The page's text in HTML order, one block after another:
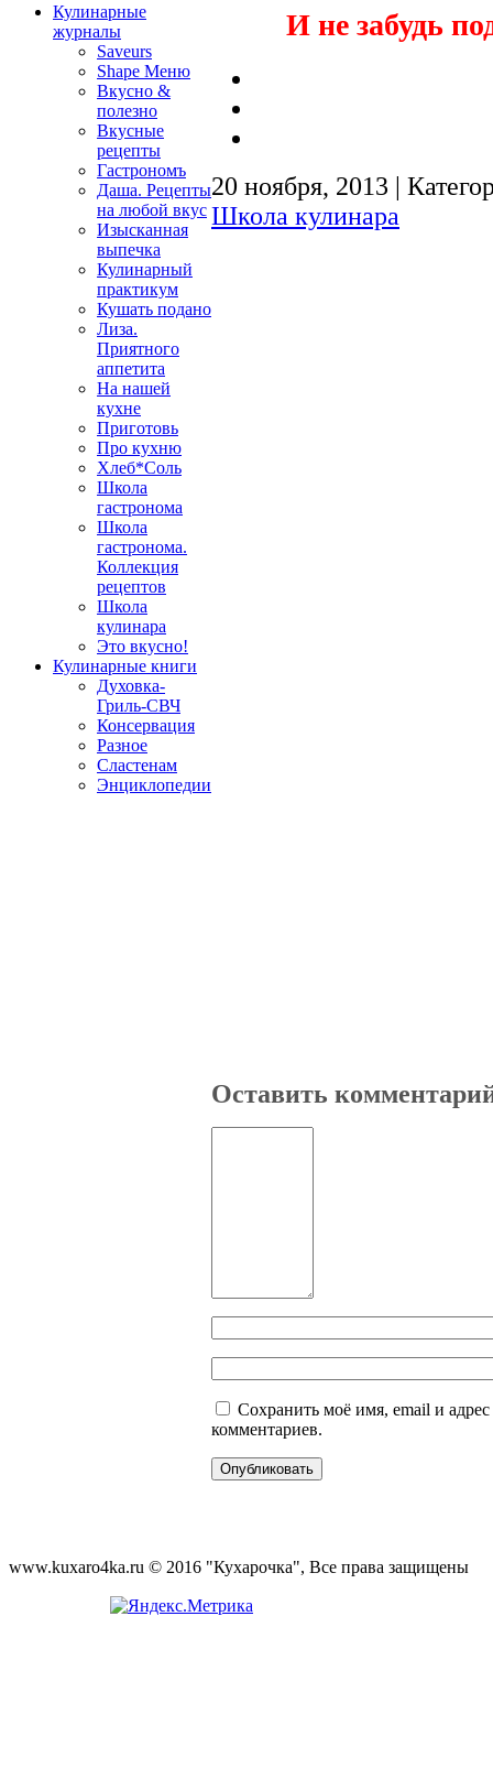
Кулинарные
журналы
Saveurs
Shape Меню
Вкусно &
полезно
Вкусные
рецепты
Гастрономъ
Даша. Рецепты
на любой вкус
Изысканная
выпечка
Кулинарный
практикум
Кушать подано
Лиза.
Приятного
аппетита
На нашей
кухне
Приготовь
Про кухню
Хлеб*Соль
Школа
гастронома
Школа
гастронома.
Коллекция
рецептов
Школа
кулинара
Это вкусно!
Кулинарные книги
Духовка-
Гриль-СВЧ
Консервация
Разное
Сластенам
Энциклопедии
И не забудь
20 ноября, 2013 |
Школа кулинара
Оставить
Сохранить моё имя, email и
комментариев.
www.kuxaro4ka.ru © 2016 "Кухарочка", Все права защищены